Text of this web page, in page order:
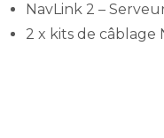
NavLink 2 –
2 x kits de câblage